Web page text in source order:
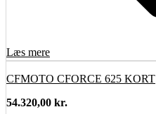
Læs mere
CFMOTO CFORCE 625 KORT
54.320,00 kr.